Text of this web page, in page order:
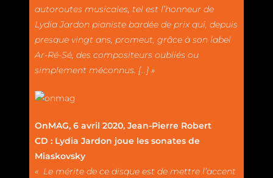
autoroutes musicales, tel est l’honneur de
Lydia Jardon pianiste bardée de prix qui, depuis
presque vingt ans, promeut, grâce à son label
Ar-Ré-Sé, des compositeurs oubliés ou
simplement méconnus. […] »
OnMAG, 6 avril 2020, Jean-Pierre Robert
CD : Lydia Jardon joue les sonates de
Miaskovsky
« Le mérite de ce disque est de mettre l’accent